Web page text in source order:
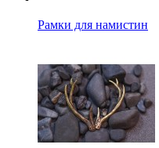
Рамки для намистин